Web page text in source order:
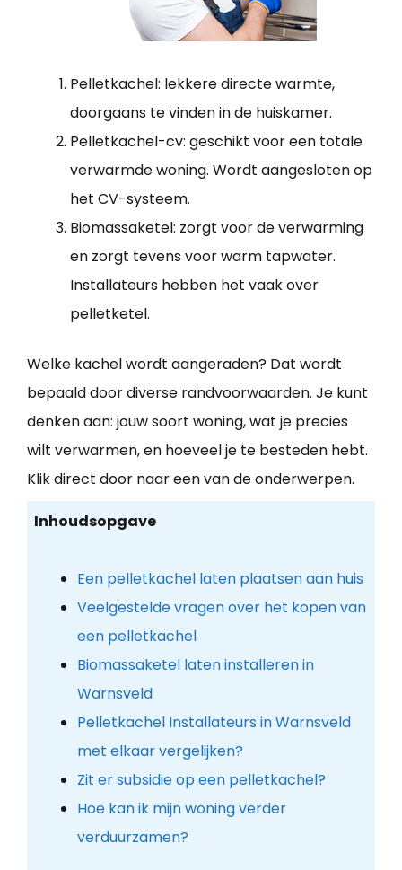
Pelletkachel: lekkere directe warmte,
doorgaans te vinden in de huiskamer.
Pelletkachel-cv: geschikt voor een totale
verwarmde woning. Wordt aangesloten op
het CV-systeem.
Biomassaketel: zorgt voor de verwarming
en zorgt tevens voor warm tapwater.
Installateurs hebben het vaak over
pelletketel.
Welke kachel wordt aangeraden? Dat wordt
bepaald door diverse randvoorwaarden. Je kunt
denken aan: jouw soort woning, wat je precies
wilt verwarmen, en hoeveel je te besteden hebt.
Klik direct door naar een van de onderwerpen.
Inhoudsopgave
Een pelletkachel laten plaatsen aan huis
Veelgestelde vragen over het kopen van
een pelletkachel
Biomassaketel laten installeren in
Warnsveld
Pelletkachel Installateurs in Warnsveld
met elkaar vergelijken?
Zit er subsidie op een pelletkachel?
Hoe kan ik mijn woning verder
verduurzamen?